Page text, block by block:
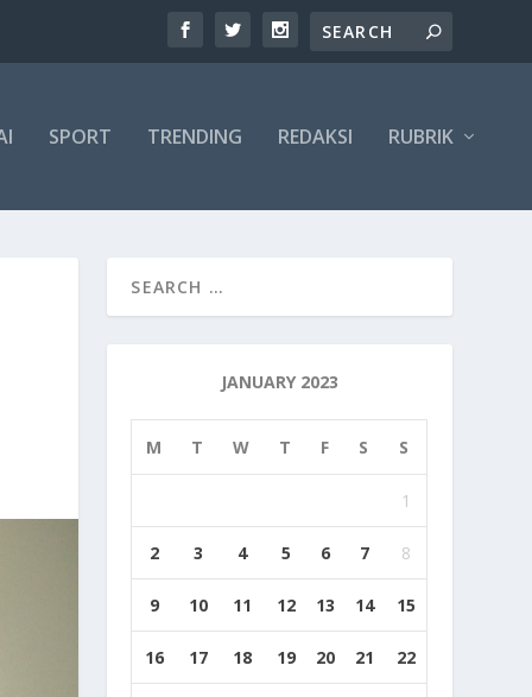
SPORT TRENDING REDAKSI RUBRIK
JANUARY 2023
M T W T F S S
1
2 3 4 5 6 7 8
9 10 11 12 13 14 15
16 17 18 19 20 21 22